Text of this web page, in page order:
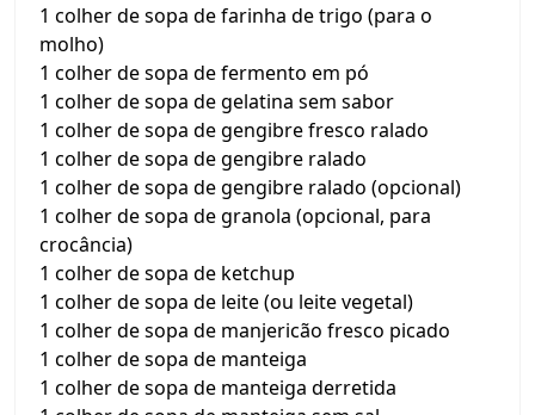
1 colher de sopa de farinha de trigo (para o
molho)
1 colher de sopa de fermento em pó
1 colher de sopa de gelatina sem sabor
1 colher de sopa de gengibre fresco ralado
1 colher de sopa de gengibre ralado
1 colher de sopa de gengibre ralado (opcional)
1 colher de sopa de granola (opcional, para
crocância)
1 colher de sopa de ketchup
1 colher de sopa de leite (ou leite vegetal)
1 colher de sopa de manjericão fresco picado
1 colher de sopa de manteiga
1 colher de sopa de manteiga derretida